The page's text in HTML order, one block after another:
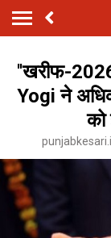
''खरीफ-2026
Yogi ने
को